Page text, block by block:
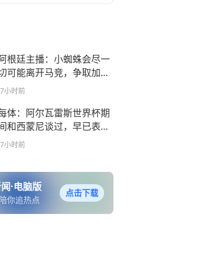
根廷主播：小蜘蛛会尽一
可能离开马竞，争取加盟
巴萨
小时前
体：阿尔瓦雷斯世界杯期
和西蒙尼谈过，早已表明
态度
小时前
·电脑版
你追热点
点击下载